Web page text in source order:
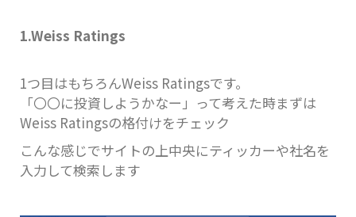
1.Weiss Ratings
1つ目はもちろんWeiss Ratingsです。
「〇〇に投資しようかなー」って考えた時まずは
Weiss Ratingsの格付けをチェック
こんな感じでサイトの上中央にティッカーや社名を
入力して検索します